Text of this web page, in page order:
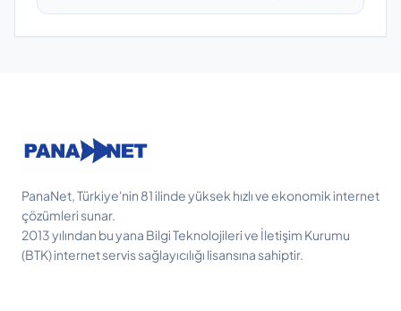
PanaNet, Türkiye'nin 81 ilinde yüksek hızlı ve ekonomik internet
çözümleri sunar.
2013 yılından bu yana Bilgi Teknolojileri ve İletişim Kurumu
(BTK) internet servis sağlayıcılığı lisansına sahiptir.